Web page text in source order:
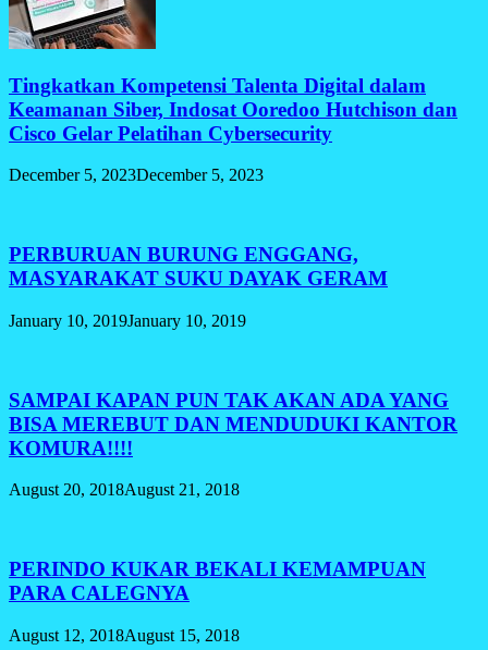
Tingkatkan Kompetensi Talenta Digital dalam
Keamanan Siber, Indosat Ooredoo Hutchison dan
Cisco Gelar Pelatihan Cybersecurity
December 5, 2023December 5, 2023
PERBURUAN BURUNG ENGGANG,
MASYARAKAT SUKU DAYAK GERAM
January 10, 2019January 10, 2019
SAMPAI KAPAN PUN TAK AKAN ADA YANG
BISA MEREBUT DAN MENDUDUKI KANTOR
KOMURA!!!!
August 20, 2018August 21, 2018
PERINDO KUKAR BEKALI KEMAMPUAN
PARA CALEGNYA
August 12, 2018August 15, 2018